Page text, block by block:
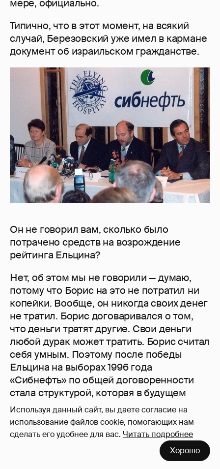
Используя данный сайт, вы даете согласие на
использование файлов cookie, помогающих нам
сделать его удобнее для вас. Читать подробнее
Хорошо
мере, официально.
Типично, что в этот момент, на всякий
случай, Березовский уже имел в кармане
документ об израильском гражданстве.
Он не говорил вам, сколько было
потрачено средств на возрождение
рейтинга Ельцина?
Нет, об этом мы не говорили — думаю,
потому что Борис на это не потратил ни
копейки. Вообще, он никогда своих денег
не тратил. Борис договаривался о том,
что деньги тратят другие. Свои деньги
любой дурак может тратить. Борис считал
себя умным. Поэтому после победы
Ельцина на выборах 1996 года
«Сибнефть» по общей договоренности
стала структурой, которая в будущем
должна была финансировать все
президентские кампании для победы
нужного кандидата.
С тех пор нужные кандидаты каким-то